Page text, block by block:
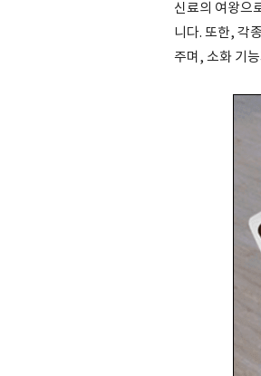
신료의 여왕으
니다. 또한, 각
주며, 소화 기